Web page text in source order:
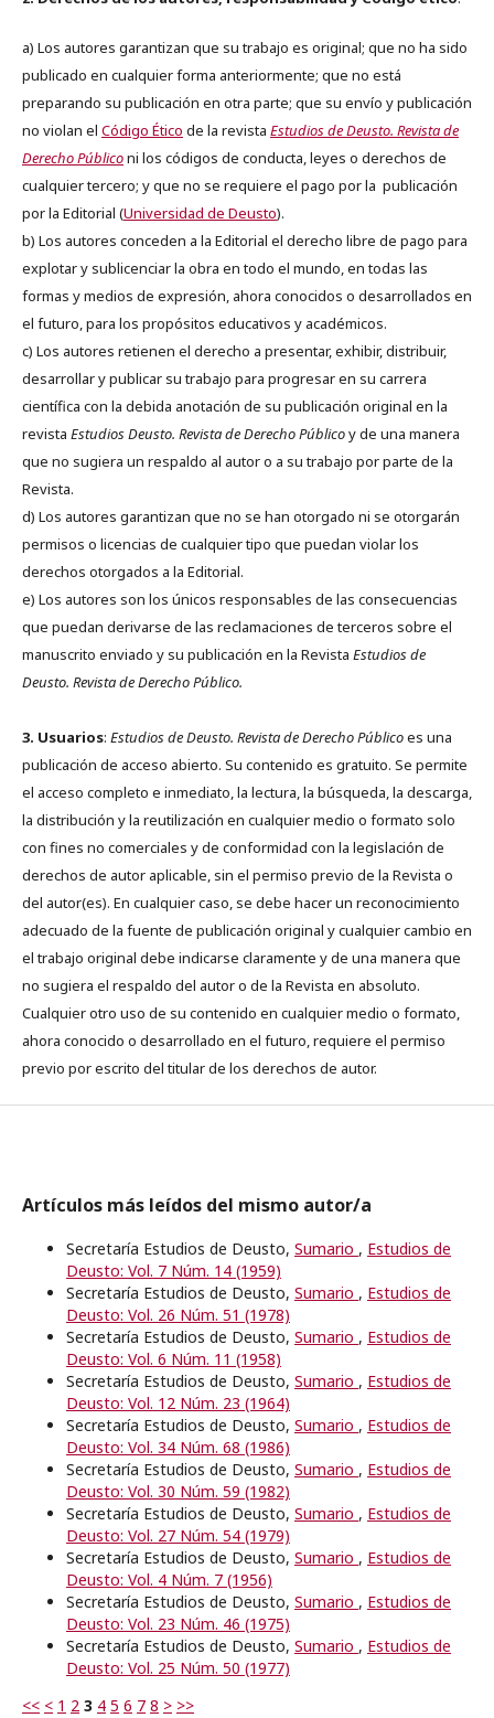
a) Los autores garantizan que su trabajo es original; que no ha sido
publicado en cualquier forma anteriormente; que no está
preparando su publicación en otra parte; que su envío y publicación
no violan el Código Ético de la revista Estudios de Deusto. Revista de
Derecho Públiconi los códigos de conducta, leyes o derechos de
cualquier tercero; y que no se requiere el pago por la publicación
por la Editorial (Universidad de Deusto).
b) Los autores conceden a la Editorial el derecho libre de pago para
explotar y sublicenciar la obra en todo el mundo, en todas las
formas y medios de expresión, ahora conocidos o desarrollados en
el futuro, para los propósitos educativos y académicos.
c) Los autores retienen el derecho a presentar, exhibir, distribuir,
desarrollar y publicar su trabajo para progresar en su carrera
científica con la debida anotación de su publicación original en la
revista Estudios Deusto. Revista de Derecho Públicoy de una manera
que no sugiera un respaldo al autor o a su trabajo por parte de la
Revista.
d) Los autores garantizan que no se han otorgado ni se otorgarán
permisos o licencias de cualquier tipo que puedan violar los
derechos otorgados a la Editorial.
e) Los autores son los únicos responsables de las consecuencias
que puedan derivarse de las reclamaciones de terceros sobre el
manuscrito enviado y su publicación en la Revista Estudios de
Deusto. Revista de Derecho Público.
3. Usuarios: Estudios de Deusto. Revista de Derecho Públicoes una
publicación de acceso abierto. Su contenido es gratuito. Se permite
el acceso completo e inmediato, la lectura, la búsqueda, la descarga,
la distribución y la reutilización en cualquier medio o formato solo
con fines no comerciales y de conformidad con la legislación de
derechos de autor aplicable, sin el permiso previo de la Revista o
del autor(es). En cualquier caso, se debe hacer un reconocimiento
adecuado de la fuente de publicación original y cualquier cambio en
el trabajo original debe indicarse claramente y de una manera que
no sugiera el respaldo del autor o de la Revista en absoluto.
Cualquier otro uso de su contenido en cualquier medio o formato,
ahora conocido o desarrollado en el futuro, requiere el permiso
previo por escrito del titular de los derechos de autor.
Artículos más leídos del mismo autor/a
Secretaría Estudios de Deusto, Sumario , Estudios de
Deusto: Vol. 7 Núm. 14 (1959)
Secretaría Estudios de Deusto, Sumario , Estudios de
Deusto: Vol. 26 Núm. 51 (1978)
Secretaría Estudios de Deusto, Sumario , Estudios de
Deusto: Vol. 6 Núm. 11 (1958)
Secretaría Estudios de Deusto, Sumario , Estudios de
Deusto: Vol. 12 Núm. 23 (1964)
Secretaría Estudios de Deusto, Sumario , Estudios de
Deusto: Vol. 34 Núm. 68 (1986)
Secretaría Estudios de Deusto, Sumario , Estudios de
Deusto: Vol. 30 Núm. 59 (1982)
Secretaría Estudios de Deusto, Sumario , Estudios de
Deusto: Vol. 27 Núm. 54 (1979)
Secretaría Estudios de Deusto, Sumario , Estudios de
Deusto: Vol. 4 Núm. 7 (1956)
Secretaría Estudios de Deusto, Sumario , Estudios de
Deusto: Vol. 23 Núm. 46 (1975)
Secretaría Estudios de Deusto, Sumario , Estudios de
Deusto: Vol. 25 Núm. 50 (1977)
<< < 1 2 3 4 5 6 7 8 > >>